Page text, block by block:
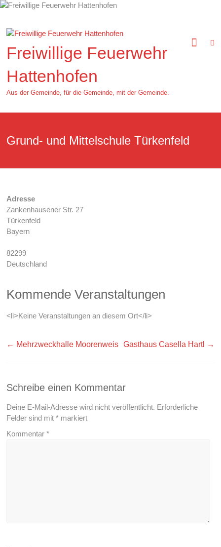
Zum
springen
Freiwillige Feuerwehr
Hattenhofen
Aus der Gemeinde, für die Gemeinde, mit der Gemeinde.
Grund- und Mittelschule Türkenfeld
Adresse
Zankenhausener Str. 27
Türkenfeld
Bayern
82299
Deutschland
Kommende Veranstaltungen
<li>Keine Veranstaltungen an diesem Ort</li>
← Mehrzweckhalle Moorenweis Gasthaus Casella Hartl →
Schreibe einen Kommentar
Deine E-Mail-Adresse wird nicht veröffentlicht. Erforderliche
Felder sind mit* markiert
Kommentar*